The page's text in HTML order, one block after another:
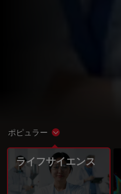
ポピュラー Show subnavigation
ライフサイエンス